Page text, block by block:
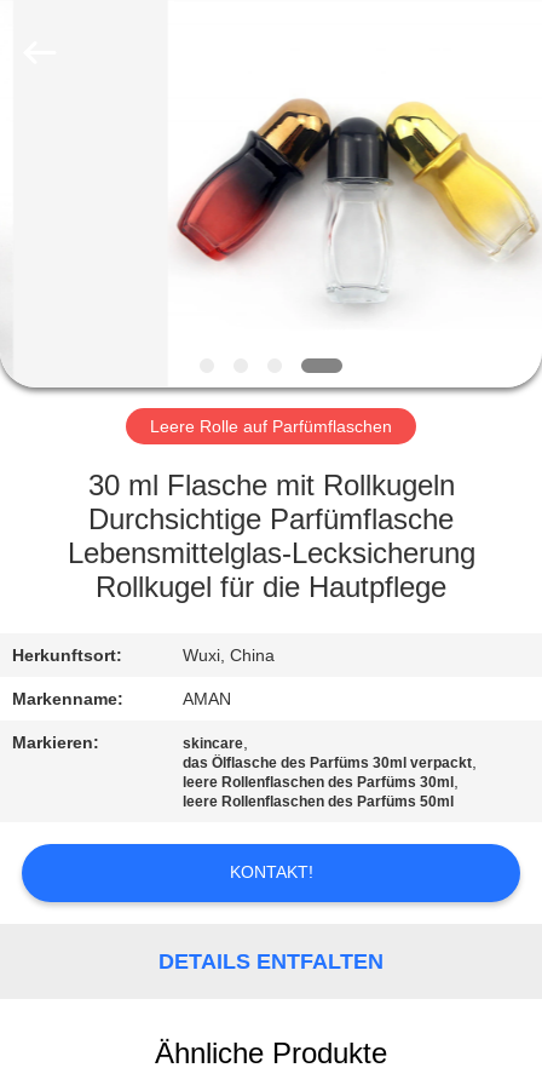
PRODUKTE
VR-
SHOW
ÜBER
WERKSBESICHTIGUNG
QUALITÄTSKONTROLLE
KONTAKT
NACHRICHT
ANGEBOT
Leere Rolle auf Parfümflaschen
30 ml Flasche mit Rollkugeln
Durchsichtige Parfümflasche
Lebensmittelglas-Lecksicherung
Rollkugel für die Hautpflege
Herkunftsort: Wuxi, China
Markenname: AMAN
Markieren: skincare,
das Ölflasche des Parfüms 30ml verpackt,
leere Rollenflaschen des Parfüms 30ml ,
leere Rollenflaschen des Parfüms 50ml
KONTAKT!
DETAILS ENTFALTEN
Ähnliche Produkte